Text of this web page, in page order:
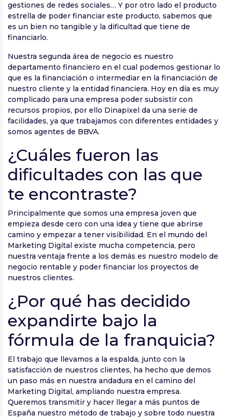
gestiones de redes sociales… Y por otro lado el producto
estrella de poder financiar este producto, sabemos que
es un bien no tangible y la dificultad que tiene de
financiarlo.
Nuestra segunda área de negocio es nuestro
departamento financiero en el cual podemos gestionar lo
que es la financiación o intermediar en la financiación de
nuestro cliente y la entidad financiera. Hoy en día es muy
complicado para una empresa poder subsistir con
recursos propios, por ello Dinapixel da una serie de
facilidades, ya que trabajamos con diferentes entidades y
somos agentes de BBVA.
¿Cuáles fueron las
dificultades con las que
te encontraste?
Principalmente que somos una empresa joven que
empieza desde cero con una idea y tiene que abrirse
camino y empezar a tener visibilidad. En el mundo del
Marketing Digital existe mucha competencia, pero
nuestra ventaja frente a los demás es nuestro modelo de
negocio rentable y poder financiar los proyectos de
nuestros clientes.
¿Por qué has decidido
expandirte bajo la
fórmula de la franquicia?
El trabajo que llevamos a la espalda, junto con la
satisfacción de nuestros clientes, ha hecho que demos
un paso más en nuestra andadura en el camino del
Marketing Digital, ampliando nuestra empresa.
Queremos transmitir y hacer llegar a más puntos de
España nuestro método de trabajo y sobre todo nuestra